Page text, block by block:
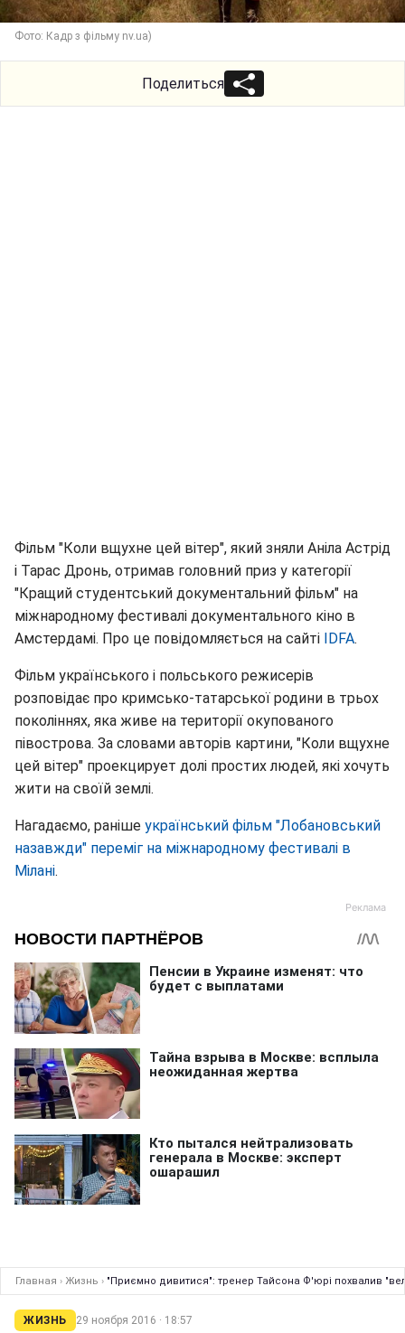
Фото: Кадр з фільму nv.ua)
Поделиться
Фільм "Коли вщухне цей вітер", який зняли Аніла Астрід
і Тарас Дронь, отримав головний приз у категорії
"Кращий студентський документальний фільм" на
міжнародному фестивалі документального кіно в
Амстердамі. Про це повідомляється на сайті IDFA.
Фільм українського і польського режисерів
розповідає про кримсько-татарської родини в трьох
поколіннях, яка живе на території окупованого
півострова. За словами авторів картини, "Коли вщухне
цей вітер" проекцирует долі простих людей, які хочуть
жити на своїй землі.
Нагадаємо, раніше український фільм "Лобановський
назавжди" переміг на міжнародному фестивалі в
Мілані.
Главная › Жизнь › "Приємно дивитися": тренер Тайсона Ф'юрі похвалив
ЖИЗНЬ 29 ноября 2016 · 18:57